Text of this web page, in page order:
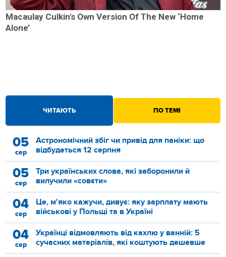
ЧИТАЮТЬ ПО ТЕМІ
05
сер
Астрономічний збіг чи привід для паніки: що
відбудеться 12 серпня
05
сер
Три українських слова, які заборонили й
вилучили «совєти»
04
сер
Це, м'яко кажучи, дивує: яку зарплату мають
військові у Польщі та в Україні
04
сер
Українці відмовляють від кахлю у ванній: 5
сучасних матеріалів, які коштують дешевше
Macaulay Culkin's Own Version Of The New ‘Home
Alone’